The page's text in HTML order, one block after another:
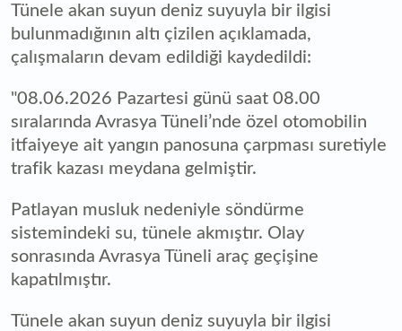
Tünele akan suyun deniz suyuyla bir ilgisi
bulunmadığının altı çizilen açıklamada,
çalışmaların devam edildiği kaydedildi:
"08.06.2026 Pazartesi günü saat 08.00
sıralarında Avrasya Tüneli’nde özel otomobilin
itfaiyeye ait yangın panosuna çarpması suretiyle
trafik kazası meydana gelmiştir.
Patlayan musluk nedeniyle söndürme
sistemindeki su, tünele akmıştır. Olay
sonrasında Avrasya Tüneli araç geçişine
kapatılmıştır.
Tünele akan suyun deniz suyuyla bir ilgisi